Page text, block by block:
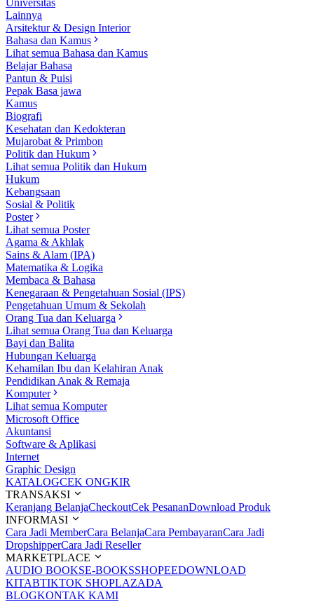
Universitas
Lainnya
Arsitektur & Design Interior
Bahasa dan Kamus
Lihat semua Bahasa dan Kamus
Belajar Bahasa
Pantun & Puisi
Pepak Basa jawa
Kamus
Biografi
Kesehatan dan Kedokteran
Mujarobat & Primbon
Politik dan Hukum
Lihat semua Politik dan Hukum
Hukum
Kebangsaan
Sosial & Politik
Poster
Lihat semua Poster
Agama & Akhlak
Sains & Alam (IPA)
Matematika & Logika
Membaca & Bahasa
Kenegaraan & Pengetahuan Sosial (IPS)
Pengetahuan Umum & Sekolah
Orang Tua dan Keluarga
Lihat semua Orang Tua dan Keluarga
Bayi dan Balita
Hubungan Keluarga
Kehamilan Ibu dan Kelahiran Anak
Pendidikan Anak & Remaja
Komputer
Lihat semua Komputer
Microsoft Office
Akuntansi
Software & Aplikasi
Internet
Graphic Design
KATALOGCEK ONGKIR
TRANSAKSI
Keranjang BelanjaCheckoutCek PesananDownload Produk
INFORMASI
Cara Jadi MemberCara BelanjaCara PembayaranCara Jadi
DropshipperCara Jadi Reseller
MARKETPLACE
AUDIO BOOKSE-BOOKSSHOPEEDOWNLOAD
KITABTIKTOK SHOPLAZADA
BLOGKONTAK KAMI